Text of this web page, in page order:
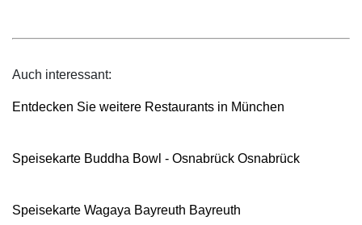
Auch interessant:
Entdecken Sie weitere Restaurants in München
Speisekarte Buddha Bowl - Osnabrück Osnabrück
Speisekarte Wagaya Bayreuth Bayreuth